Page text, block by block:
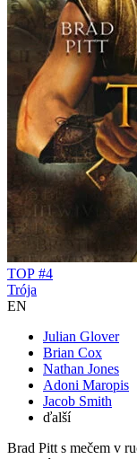
TOP #4
Trója
EN
Julian Glover
Brian Cox
Nathan Jones
Adoni Maropis
Jacob Smith
ďalší
Brad Pitt s mečem v